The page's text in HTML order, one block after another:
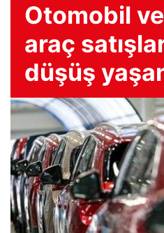
Otomobil
araç
düşüş